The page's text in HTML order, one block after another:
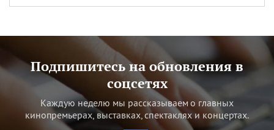
Подпишитесь на обновления в
соцсетях
Каждую неделю мы рассказываем о главных
кинопремьерах, выставках, спектаклях и концертах.